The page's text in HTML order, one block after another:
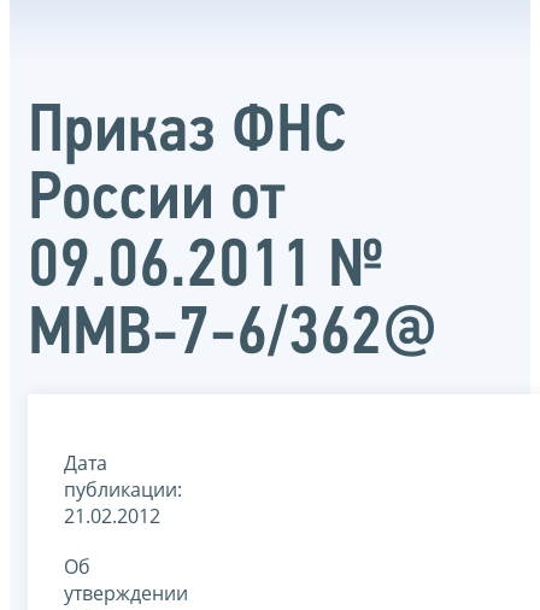
Приказ ФНС
России от
09.06.2011 №
ММВ-7-6/362@
Дата
публикации:
21.02.2012
Об
утверждении